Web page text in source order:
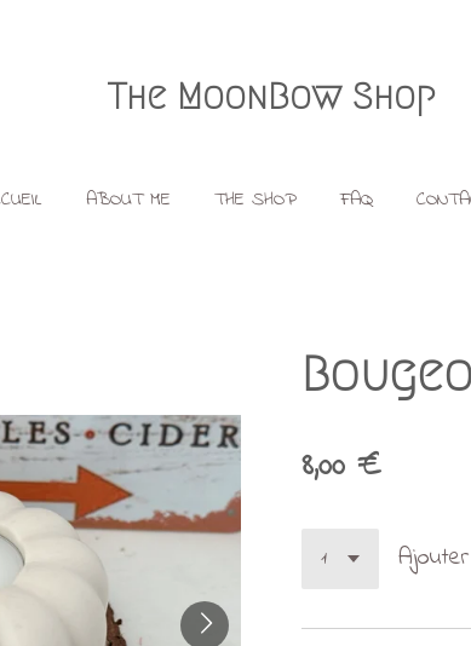
The MoonBow Shop
ABOUT ME THE SHOP FAQ
8,00 €